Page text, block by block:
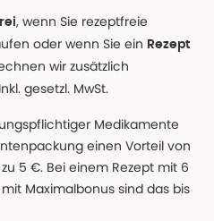
, wenn Sie rezeptfreie
oder wenn Sie ein Rezept
wir zusätzlich
gesetzl. MwSt.
Medikamente
einen Vorteil von
5 €. Bei einem Rezept mit 6
Maximalbonus sind das bis